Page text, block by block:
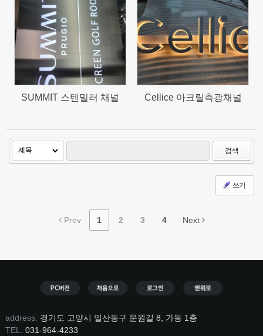
1162
SUMMIT 스텐밀러 채널
1249
Cellice 아크릴측광채널
검색
쓰기
Prev 1 2 3 4 Next
address. 경기도 고양시 일산동구 문원길 8, 가동 1층
TEL.
031-964-4233